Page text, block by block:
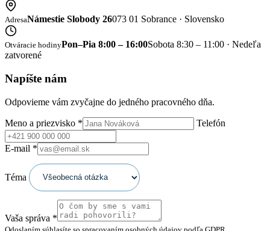
AdresaNámestie Slobody 26073 01 Sobrance · Slovensko
Otváracie hodinyPon–Pia 8:00 – 16:00Sobota 8:30 – 11:00 · Nedeľa
zatvorené
Napíšte nám
Odpovieme vám zvyčajne do jedného pracovného dňa.
Meno a priezvisko * Telefón
E-mail *
Téma
Vaša správa *